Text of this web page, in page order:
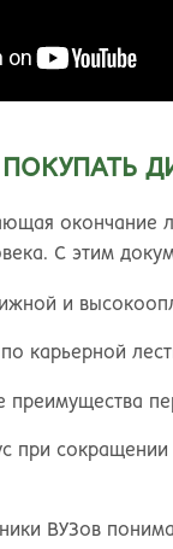
окончание
С этим
и
карьерной
преимущества
при сокращении
ВУЗов